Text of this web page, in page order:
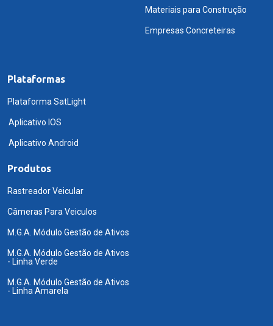
Materiais para Construção
Empresas Concreteiras
Plataformas
Plataforma SatLight
Aplicativo IOS
Aplicativo Android
Produtos
Rastreador Veicular
Câmeras Para Veiculos
M.G.A. Módulo Gestão de Ativos
M.G.A. Módulo Gestão de Ativos
- Linha Verde
M.G.A. Módulo Gestão de Ativos
- Linha Amarela